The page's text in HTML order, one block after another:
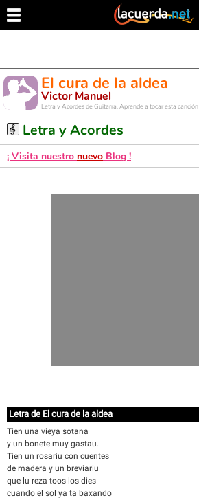
El cura de la aldea
Victor Manuel
Letra y Acordes de Guitarra. Aprende a tocar esta canción
Letra y Acordes
¡ Visita nuestro nuevo Blog !
Letra de El cura de la aldea
Tien una vieya sotana
y un bonete muy gastau.
Tien un rosariu con cuentes
de madera y un breviariu
que lu reza toos los dies
cuando el sol ya ta baxando